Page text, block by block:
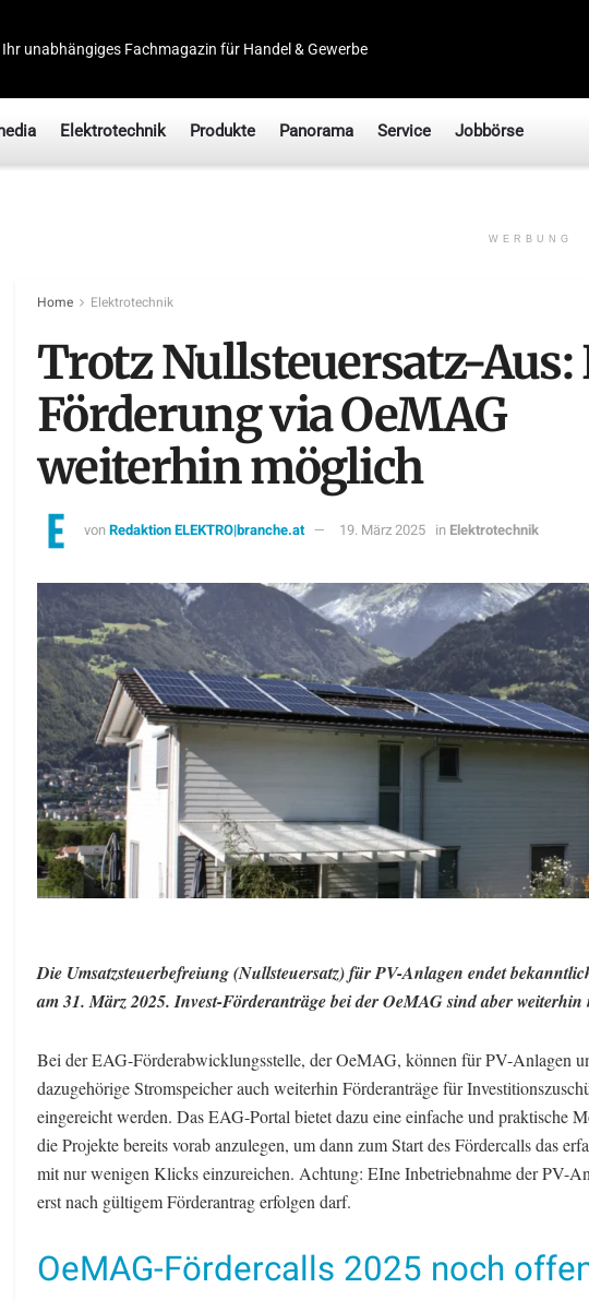
Ihr unabhängiges Fachmagazin für Handel & Gewerbe
Elektrotechnik Produkte Panorama Service Jobbörse
WERBUNG
Home Elektrotechnik
Trotz Nullsteuersatz-Aus:
Förderung via OeMAG
weiterhin möglich
vonRedaktion ELEKTRO|branche.at 19. März 2025 in Elektrotechnik
Die Umsatzsteuerbefreiung (Nullsteuersatz) für PV-Anlagen endet
am 31. März 2025. Invest-Förderanträge bei der OeMAG sind aber weiterhin
Bei der EAG-Förderabwicklungsstelle, der OeMAG, können für PV-Anlagen
dazugehörige Stromspeicher auch weiterhin Förderanträge für
eingereicht werden. Das EAG-Portal bietet dazu eine einfache und praktische
die Projekte bereits vorab anzulegen, um dann zum Start des Fördercalls das
mit nur wenigen Klicks einzureichen. Achtung: EIne Inbetriebnahme der PV-
erst nach gültigem Förderantrag erfolgen darf.
OeMAG-Fördercalls 2025 noch